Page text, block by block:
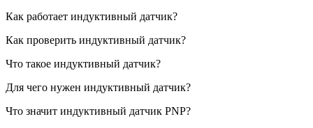
Как работает индуктивный датчик?
Как проверить индуктивный датчик?
Что такое индуктивный датчик?
Для чего нужен индуктивный датчик?
Что значит индуктивный датчик PNP?